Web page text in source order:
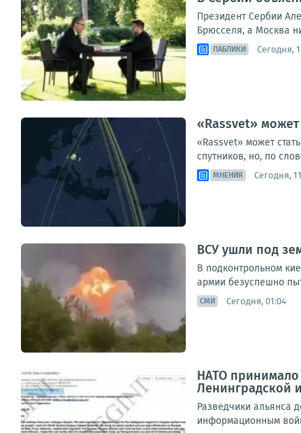
Президент Сербии
Брюсселя, а Москва
ПАБЛИКИ Сегодня,
«Rassvet»
«Rassvet» может
спутников, но, по
МНЕНИЯ Сегодня,
ВСУ ушли под
В подконтрольном
армии безуспешно
СМИ Сегодня, 01:04
НАТО принимало
Ленинградской
Разведчики альянса
информационным